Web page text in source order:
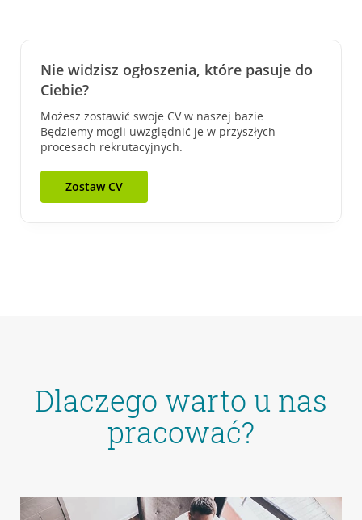
Nie widzisz ogłoszenia, które pasuje do
Ciebie?
Możesz zostawić swoje CV w naszej bazie.
Będziemy mogli uwzględnić je w przyszłych
procesach rekrutacyjnych.
Zostaw CV
Dlaczego warto u nas
pracować?